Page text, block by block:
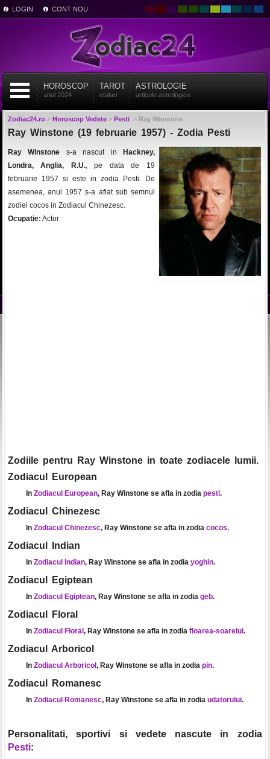
LOGIN CONT NOU
HOROSCOP
anul 2024
TAROT
etalari
ASTROLOGIE
articole astrologice
Zodiac24.ro> Horoscop Vedete> Pesti> Ray Winstone
Ray Winstone (19 februarie 1957) - Zodia Pesti
Ray Winstone s-a nascut in
Hackney,
Londra, Anglia, R.U., pe data de 19
februarie 1957 si este in zodia Pesti. De
asemenea, anul 1957 s-a aflat sub semnul
zodiei cocos in Zodiacul Chinezesc.
Ocupatie: Actor
Zodiile pentru Ray Winstone in toate zodiacele lumii.
Zodiacul European
In Zodiacul European, Ray Winstone se afla in zodia pesti.
Zodiacul Chinezesc
In Zodiacul Chinezesc, Ray Winstone se afla in zodia cocos.
Zodiacul Indian
In Zodiacul Indian, Ray Winstone se afla in zodia yoghin.
Zodiacul Egiptean
In Zodiacul Egiptean, Ray Winstone se afla in zodia geb.
Zodiacul Floral
In Zodiacul Floral, Ray Winstone se afla in zodia floarea-soarelui.
Zodiacul Arboricol
In Zodiacul Arboricol, Ray Winstone se afla in zodia pin.
Zodiacul Romanesc
In Zodiacul Romanesc, Ray Winstone se afla in zodia udatorului.
Personalitati, sportivi si vedete nascute in zodia
Pesti: